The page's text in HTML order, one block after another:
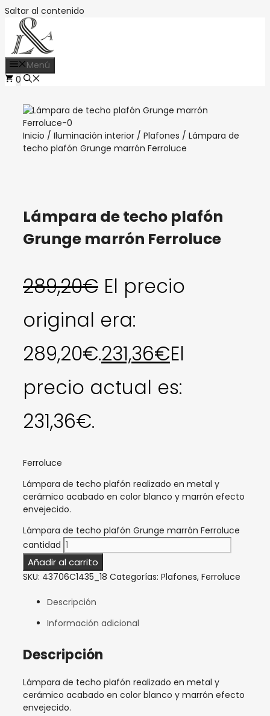
Saltar al contenido
Menú
0
Inicio / Iluminación interior / Plafones / Lámpara de
techo plafón Grunge marrón Ferroluce
Lámpara de techo plafón
Grunge marrón Ferroluce
289,20€ El precio
original era:
289,20€.231,36€El
precio actual es:
231,36€.
Ferroluce
Lámpara de techo plafón realizado en metal y
cerámico acabado en color blanco y marrón efecto
envejecido.
Lámpara de techo plafón Grunge marrón Ferroluce
cantidad
Añadir al carrito
SKU: 43706C1435_18 Categorías: Plafones, Ferroluce
Descripción
Información adicional
Descripción
Lámpara de techo plafón realizado en metal y
cerámico acabado en color blanco y marrón efecto
envejecido.